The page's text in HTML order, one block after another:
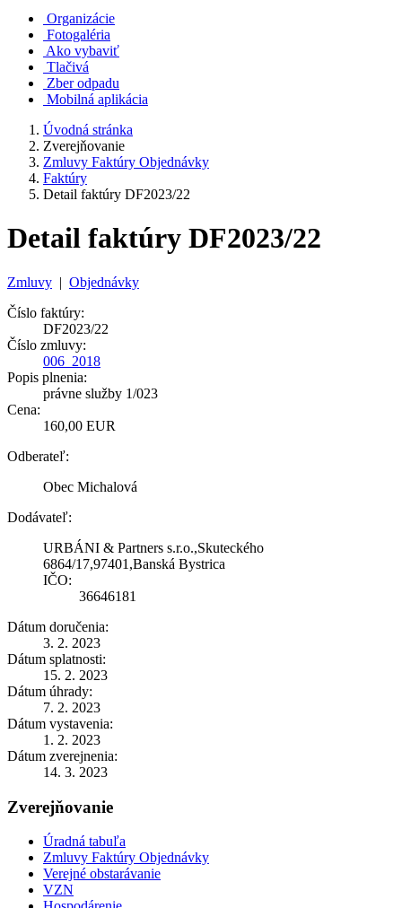
Organizácie
Fotogaléria
Ako vybaviť
Tlačivá
Zber odpadu
Mobilná aplikácia
Úvodná stránka
Zverejňovanie
Zmluvy Faktúry Objednávky
Faktúry
Detail faktúry DF2023/22
Detail faktúry DF2023/22
Zmluvy | Objednávky
Číslo faktúry:
DF2023/22
Číslo zmluvy:
006_2018
Popis plnenia:
právne služby 1/023
Cena:
160,00 EUR
Odberateľ:
Obec Michalová
Dodávateľ:
URBÁNI & Partners s.r.o.,Skuteckého
6864/17,97401,Banská Bystrica
IČO:
36646181
Dátum doručenia:
3. 2. 2023
Dátum splatnosti:
15. 2. 2023
Dátum úhrady:
7. 2. 2023
Dátum vystavenia:
1. 2. 2023
Dátum zverejnenia:
14. 3. 2023
Zverejňovanie
Úradná tabuľa
Zmluvy Faktúry Objednávky
Verejné obstarávanie
VZN